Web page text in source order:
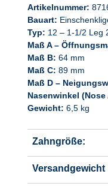
Artikelnummer:
Bauart:
Typ: 12 – 1-1/2 Leg
Maß A –
Maß B: 64 mm
Maß C: 89 mm
Maß D –
Nasenwinkel (Nose
Gewicht: 6,5 kg
Zahngröße:
Versandgewicht